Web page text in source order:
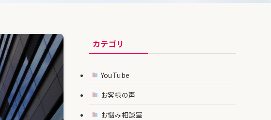
カテゴリ
YouTube
お客様の声
お悩み相談室